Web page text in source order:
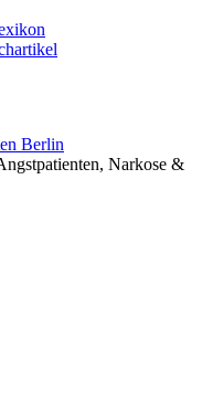
Narkose &